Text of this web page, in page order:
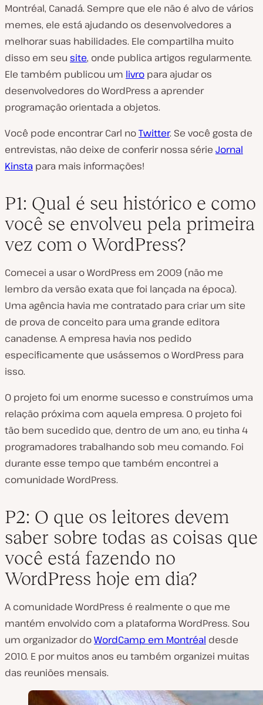
Montréal, Canadá. Sempre que ele não é alvo de vários
memes, ele está ajudando os desenvolvedores a
melhorar suas habilidades. Ele compartilha muito
disso em seu site, onde publica artigos regularmente.
Ele também publicou um livro para ajudar os
desenvolvedores do WordPress a aprender
programação orientada a objetos.
Você pode encontrar Carl noTwitter. Se você gosta de
entrevistas, não deixe de conferir nossa série Jornal
Kinsta para mais informações!
P1: Qual é seu histórico e como
você se envolveu pela primeira
vez com o WordPress?
Comecei a usar o WordPress em 2009 (não me
lembro da versão exata que foi lançada na época).
Uma agência havia me contratado para criar um site
de prova de conceito para uma grande editora
canadense. A empresa havia nos pedido
especificamente que usássemos o WordPress para
isso.
O projeto foi um enorme sucesso e construímos uma
relação próxima com aquela empresa. O projeto foi
tão bem sucedido que, dentro de um ano, eu tinha 4
programadores trabalhando sob meu comando. Foi
durante esse tempo que também encontrei a
comunidade WordPress.
P2: O que os leitores devem
saber sobre todas as coisas que
você está fazendo no
WordPress hoje em dia?
A comunidade WordPress é realmente o que me
mantém envolvido com a plataforma WordPress. Sou
um organizador doWordCamp em Montréal desde
2010. E por muitos anos eu também organizei muitas
das reuniões mensais.